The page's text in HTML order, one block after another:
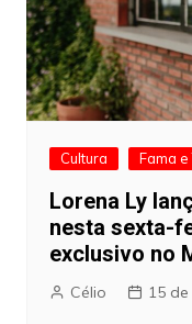
Cultura Fama e
Lorena Ly
nesta sexta-
exclusivo no
Célio 15